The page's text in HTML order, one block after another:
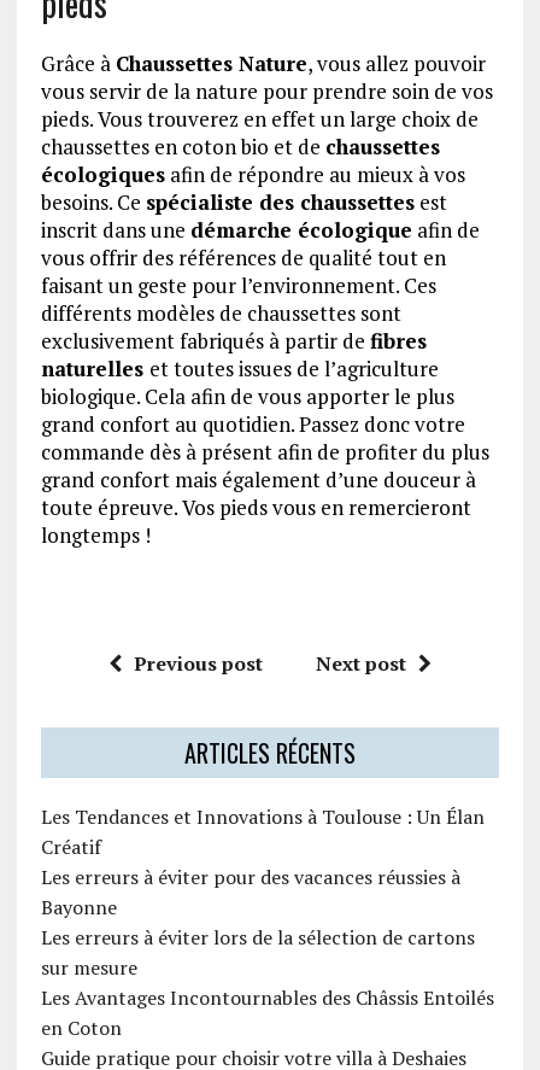
Grâce à Chaussettes Nature, vous allez pouvoir
vous servir de la nature pour prendre soin de vos
pieds. Vous trouverez en effet un large choix de
chaussettes en coton bio et de chaussettes
écologiquesafin de répondre au mieux à vos
besoins. Ce spécialiste des chaussettesest
inscrit dans une démarche écologique afin de
vous offrir des références de qualité tout en
faisant un geste pour l’environnement. Ces
différents modèles de chaussettes sont
exclusivement fabriqués à partir de fibres
naturelles et toutes issues de l’agriculture
biologique. Cela afin de vous apporter le plus
grand confort au quotidien. Passez donc votre
commande dès à présent afin de profiter du plus
grand confort mais également d’une douceur à
toute épreuve. Vos pieds vous en remercieront
longtemps !
Previous post Next post
ARTICLES RÉCENTS
Les Tendances et Innovations à Toulouse : Un Élan
Créatif
Les erreurs à éviter pour des vacances réussies à
Bayonne
Les erreurs à éviter lors de la sélection de cartons
sur mesure
Les Avantages Incontournables des Châssis Entoilés
en Coton
Guide pratique pour choisir votre villa à Deshaies